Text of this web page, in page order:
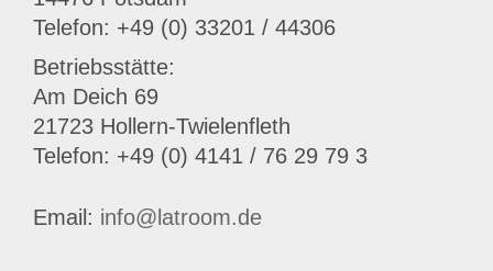
Telefon: +49 (0) 33201 / 44306
Betriebsstätte:
Am Deich 69
21723 Hollern-Twielenfleth
Telefon: +49 (0) 4141 / 76 29 79 3
Email: info@latroom.de